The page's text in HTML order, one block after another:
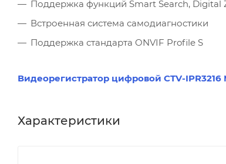
Поддержка функций Smart Search, Digital
Встроенная система самодиагностики
Поддержка стандарта ONVIF Profile S
Видеорегистратор цифровой CTV-IPR3216
Характеристики